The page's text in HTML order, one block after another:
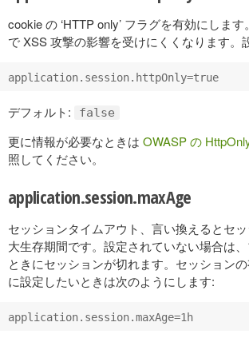
cookie の ‘HTTP only’ フラグを有効にしま
で XSS 攻撃の影響を受けにくくなります。
デフォルト: false
更に情報が必要なときは OWASP の
照してください。
application.session.maxAge
セッションタイムアウト、言い換えるとセ
大生存期間です。設定されていない場合は
ときにセッションが切れます。セッション
に設定したいときは次のようにします: